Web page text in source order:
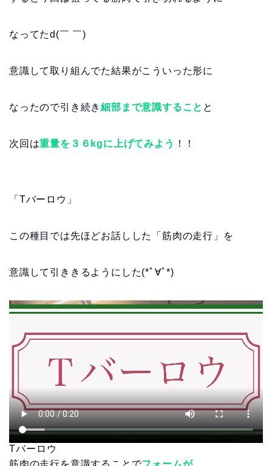
なってたd(￣ ￣)
意識して取り組んでた結果がこういった形に
なったので引き続き細部まで意識すること と
次回は重量を３６kgに上げてみよう ！！
「Tバーロウ」
この種目では先ほどお話しした「筋肉の走行」を
意識して引ききるようにした(*ﾟ∀ﾟ*)
Tバーロウ